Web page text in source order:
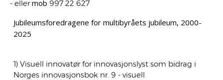
- ellermob 997 22 627
Jubileumsforedragene for multibyråets jubileum, 2000-
2025
1) Visuell innovatør for innovasjonslyst som bidrag i
Norges innovasjonsbok nr. 9 - visuell